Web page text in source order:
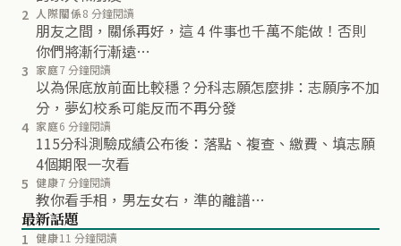
2 人際關係8 分鐘閱讀
朋友之間，關係再好，這 4 件事也千萬不能做！否則
你們將漸行漸遠…
3 家庭7 分鐘閱讀
以為保底放前面比較穩？分科志願怎麼排：志願序不加
分，夢幻校系可能反而不再分發
4 家庭6 分鐘閱讀
115分科測驗成績公布後：落點、複查、繳費、填志願
4個期限一次看
5 健康7 分鐘閱讀
教你看手相，男左女右，準的離譜…
最新話題
1 健康11 分鐘閱讀